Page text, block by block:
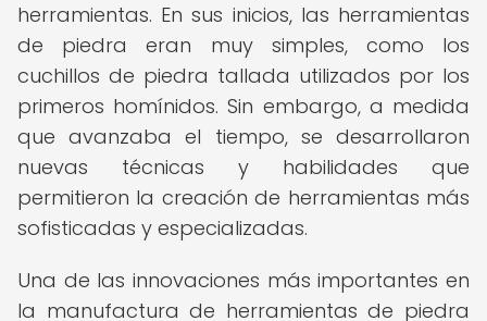
herramientas. En sus inicios, las herramientas
de piedra eran muy simples, como los
cuchillos de piedra tallada utilizados por los
primeros homínidos. Sin embargo, a medida
que avanzaba el tiempo, se desarrollaron
nuevas técnicas y habilidades que
permitieron la creación de herramientas más
sofisticadas y especializadas.
Una de las innovaciones más importantes en
la manufactura de herramientas de piedra